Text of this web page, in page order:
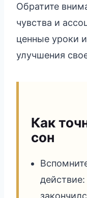
Обратите
чувства и
ценные уроки
улучшения
Как
сон